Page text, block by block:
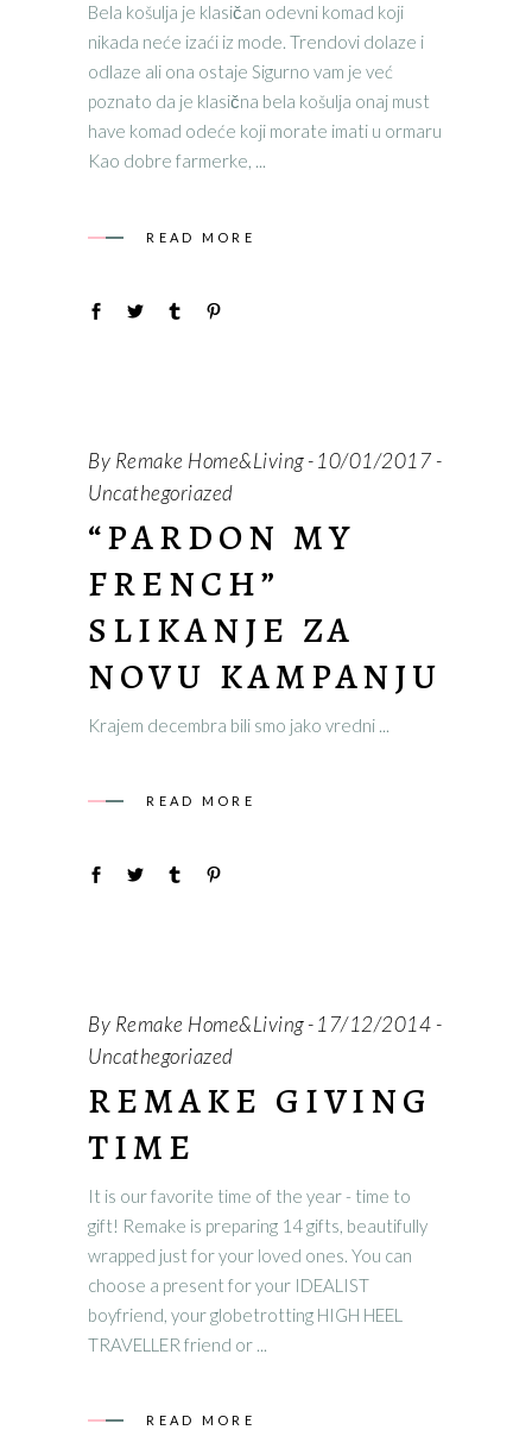
Bela košulja je klasičan odevni komad koji
nikada neće izaći iz mode. Trendovi dolaze i
odlaze ali ona ostaje Sigurno vam je već
poznato da je klasična bela košulja onaj must
have komad odeće koji morate imati u ormaru
Kao dobre farmerke,
READ MORE
By Remake Home&Living 10/01/2017
Uncathegoriazed
“PARDON MY
FRENCH”
SLIKANJE ZA
NOVU KAMPANJU
Krajem decembra bili smo jako vredni
READ MORE
By Remake Home&Living 17/12/2014
Uncathegoriazed
REMAKE GIVING
TIME
It is our favorite time of the year - time to
gift! Remake is preparing 14 gifts, beautifully
wrapped just for your loved ones. You can
choose a present for your IDEALIST
boyfriend, your globetrotting HIGH HEEL
TRAVELLER friend or
READ MORE